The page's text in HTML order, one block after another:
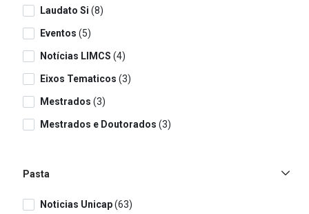
Laudato Si (8)
Eventos (5)
Notícias LIMCS (4)
Eixos Tematicos (3)
Mestrados (3)
Mestrados e Doutorados (3)
Pasta
Noticias Unicap(63)